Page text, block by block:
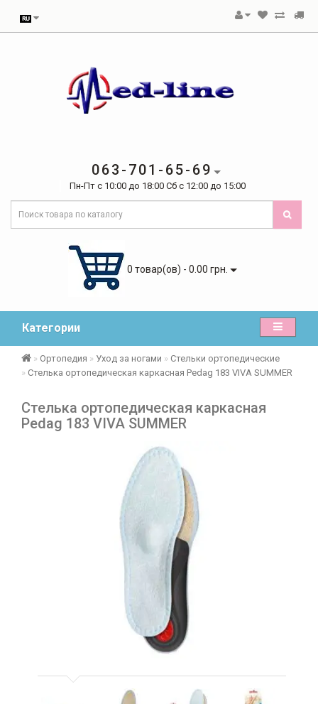
063-701-65-69
Пн-Пт с 10:00 до 18:00 Сб с 12:00 до 15:00
0 товар(ов) - 0.00 грн.
Категории
Ортопедия Уход за ногами
Стельки ортопедические
Стелька ортопедическая каркасная Pedag 183 VIVA SUMMER
Стелька ортопедическая каркасная
Pedag 183 VIVA SUMMER